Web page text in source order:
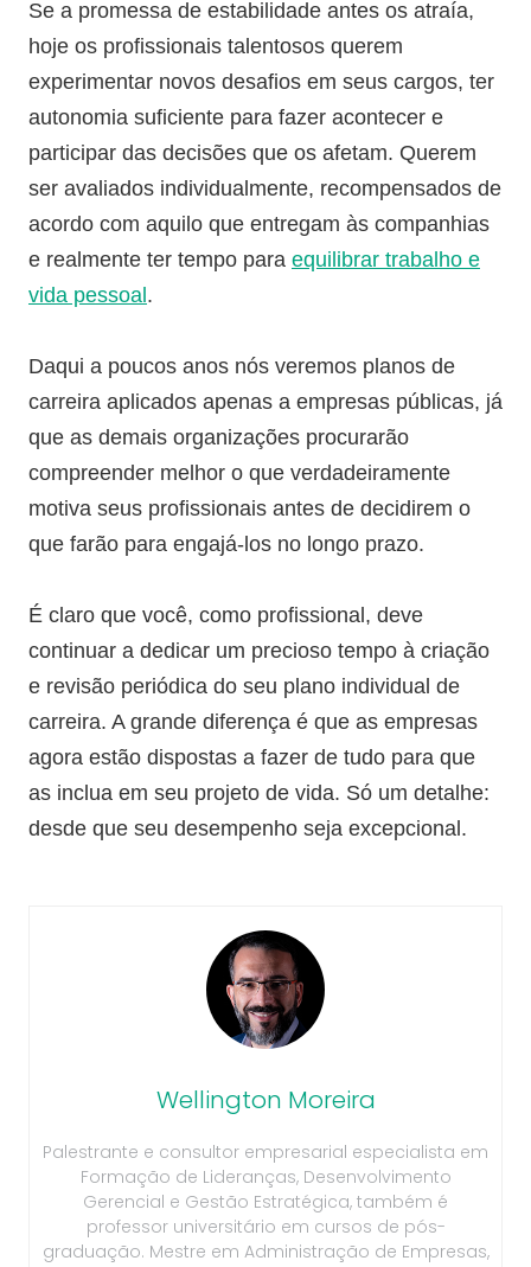
Se a promessa de estabilidade antes os atraía,
hoje os profissionais talentosos querem
experimentar novos desafios em seus cargos, ter
autonomia suficiente para fazer acontecer e
participar das decisões que os afetam. Querem
ser avaliados individualmente, recompensados de
acordo com aquilo que entregam às companhias
e realmente ter tempo para equilibrar trabalho e
vida pessoal .
Daqui a poucos anos nós veremos planos de
carreira aplicados apenas a empresas públicas, já
que as demais organizações procurarão
compreender melhor o que verdadeiramente
motiva seus profissionais antes de decidirem o
que farão para engajá-los no longo prazo.
É claro que você, como profissional, deve
continuar a dedicar um precioso tempo à criação
e revisão periódica do seu plano individual de
carreira. A grande diferença é que as empresas
agora estão dispostas a fazer de tudo para que
as inclua em seu projeto de vida. Só um detalhe:
desde que seu desempenho seja excepcional.
Wellington Moreira
Palestrante e consultor empresarial especialista em
Formação de Lideranças, Desenvolvimento
Gerencial e Gestão Estratégica, também é
professor universitário em cursos de pós-
graduação. Mestre em Administração de Empresas,